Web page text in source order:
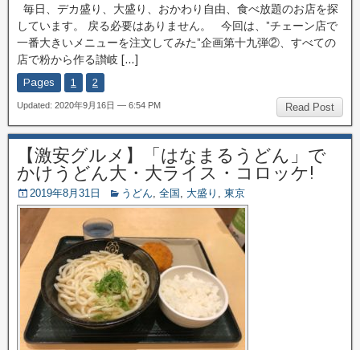
毎日、デカ盛り、大盛り、おかわり自由、食べ放題のお店を探
しています。 戻る必要はありません。 今回は、”チェーン店で
一番大きいメニューを注文してみた”企画第十九弾②、すべての
店で粉から作る讃岐 […]
Pages 1 2
Read Post
Updated: 2020年9月16日 — 6:54 PM
【激安グルメ】「はなまるうどん」で
かけうどん大・大ライス・コロッケ!
2019年8月31日 うどん, 全国 , 大盛り , 東京